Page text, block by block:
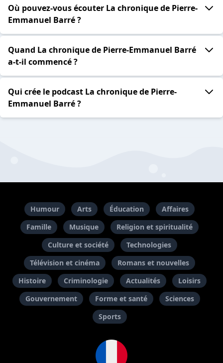
Où pouvez-vous écouter La chronique de Pierre-
Emmanuel Barré ?
Quand La chronique de Pierre-Emmanuel Barré
a-t-il commencé ?
Qui crée le podcast La chronique de Pierre-
Emmanuel Barré ?
Humour Arts Éducation
Affaires
Famille
Musique
Religion et spiritualité
Culture et société
Technologies
Télévision et cinéma
Romans et nouvelles
Histoire
Criminologie Actualités
Loisirs
Gouvernement
Forme et santé
Sciences
Sports